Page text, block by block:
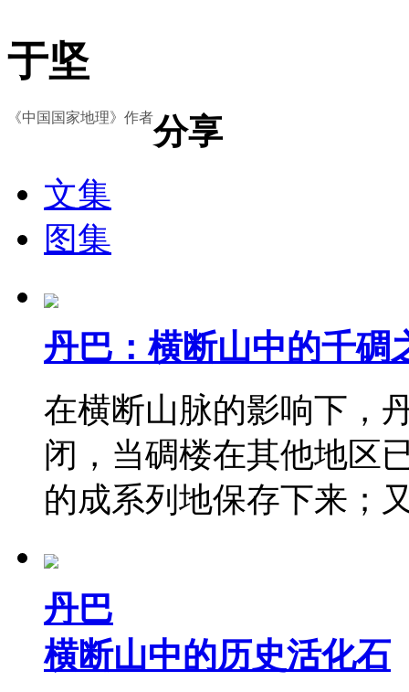
于坚
《中国国家地理》作者分享
文集
图集
丹巴：横断山中的千碉
在横断山脉的影响下，
闭，当碉楼在其他地区
的成系列地保存下来
丹巴
横断山中的历史活化石